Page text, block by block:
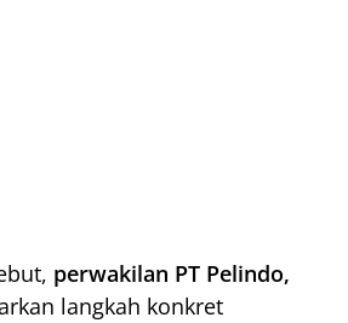
perwakilan PT Pelindo,
langkah konkret